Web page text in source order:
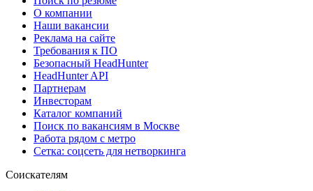
О компании
Наши вакансии
Реклама на сайте
Требования к ПО
Безопасный HeadHunter
HeadHunter API
Партнерам
Инвесторам
Каталог компаний
Поиск по вакансиям в Москве
Работа рядом с метро
Сетка: соцсеть для нетворкинга
Соискателям